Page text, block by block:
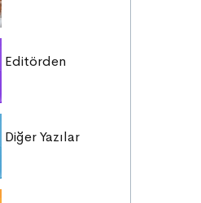
Editörden
Diğer Yazılar